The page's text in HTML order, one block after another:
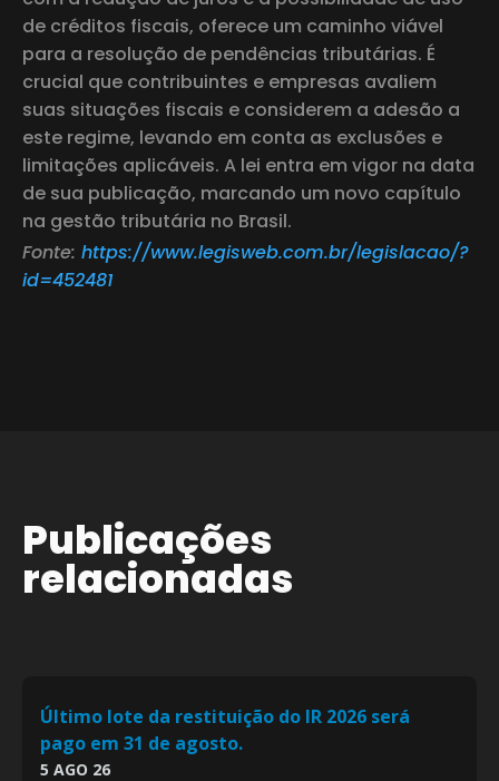
de créditos fiscais, oferece um caminho viável
para a resolução de pendências tributárias. É
crucial que contribuintes e empresas avaliem
suas situações fiscais e considerem a adesão a
este regime, levando em conta as exclusões e
limitações aplicáveis. A lei entra em vigor na data
de sua publicação, marcando um novo capítulo
na gestão tributária no Brasil.
Fonte: https://www.legisweb.com.br/legislacao/?
id=452481
Publicações
relacionadas
Último lote da restituição do IR 2026 será
pago em 31 de agosto.
5 AGO 26